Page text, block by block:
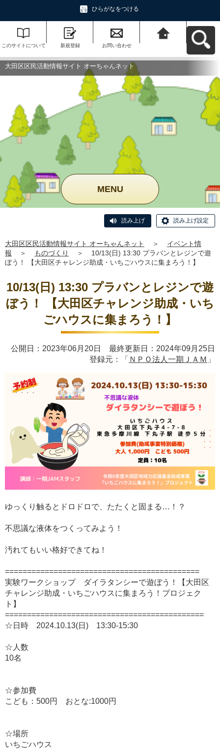
ひらがなをつける
このサイトについて 新規登録 お問い合わせ
ットへ戻る
大田区区民活動情報サイト オーちゃんネット
MENU
読み上げ 読み上げ設定
大田区区民活動情報サイト オーちゃんネット ＞
イベント情
報
＞ ものづくり ＞
10/13(日) 13:30 プラバンとレジンで遊
ぼう！ 【大田区チャレンジ助成・いちごハウスに集まろう！】
10/13(日) 13:30 プラバンとレジンで遊
ぼう！ 【大田区チャレンジ助成・いち
ごハウスに集まろう！】
公開日：2023年06月20日 最終更新日：2024年09月25日
登録元：「 ＮＰＯ法人一期ＪＡＭ 」
ゆっくり触るとドロドロで、たたくと固まる…！？
不思議な液体をつくってみよう！
汚れてもいい格好できてね！
============================================
実験ワークショップ ダイラタンシーで遊ぼう！【大田区
チャレンジ助成・いちごハウスに集まろう！プロジェク
ト】
=============================================
☆日時 2024.10.13(日) 13:30-15:30
☆人数
10名
☆参加費
こども：500円 おとな:1000円
☆場所
いちごハウス